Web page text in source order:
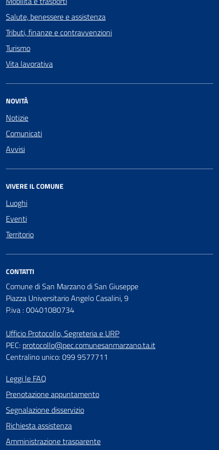
Salute, benessere e assistenza
Tributi, finanze e contravvenzioni
Turismo
Vita lavorativa
NOVITÀ
Notizie
Comunicati
Avvisi
VIVERE IL COMUNE
Luoghi
Eventi
Territorio
CONTATTI
Comune di San Marzano di San Giuseppe
Piazza Universitario Angelo Casalini, 9
P.iva : 00401080734
Ufficio Protocollo, Segreteria e URP
PEC: protocollo@pec.comunesanmarzano.ta.it
Centralino unico: 099 9577711
Leggi le FAQ
Prenotazione appuntamento
Segnalazione disservizio
Richiesta assistenza
Amministrazione trasparente